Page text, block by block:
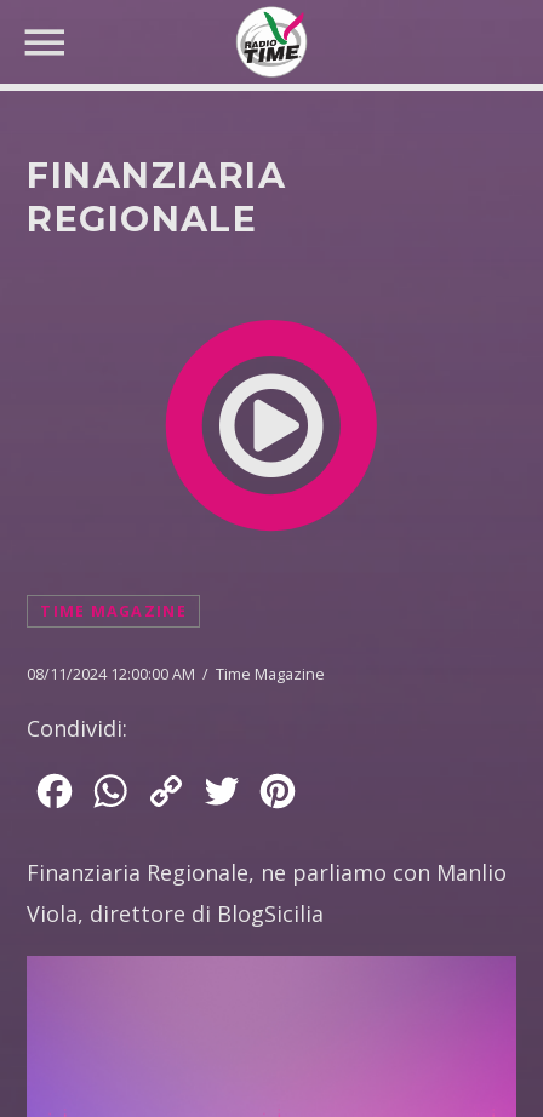
FINANZIARIA
REGIONALE
TIME MAGAZINE
08/11/2024 12:00:00 AM / Time Magazine
Condividi:
FacebookWhatsApp
Copy
Twitter
Finanziaria Regionale, ne parliamo con Manlio
Viola, direttore di BlogSicilia